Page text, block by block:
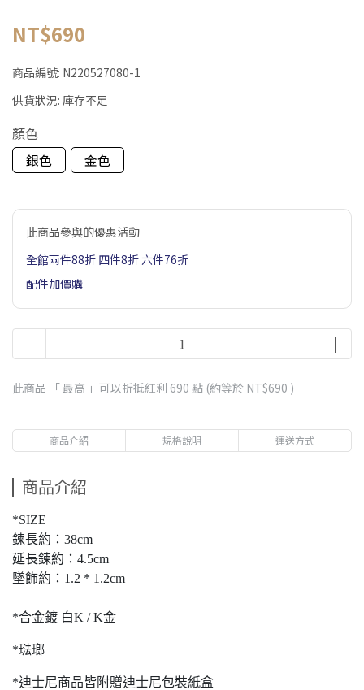
NT$690
商品編號: N220527080-1
供貨狀況: 庫存不足
顏色
銀色
金色
此商品參與的優惠活動
全館兩件88折 四件8折 六件76折
配件加價購
此商品 「 最高 」可以折抵紅利 690 點 (約等於 NT$690 )
商品介紹 規格說明 運送方式
商品介紹
*SIZE
鍊長約：38cm
延長鍊約：4.5cm
墜飾約：1.2 * 1.2cm
*合金鍍 白K / K金
*琺瑯
*迪士尼商品皆附贈迪士尼包裝紙盒